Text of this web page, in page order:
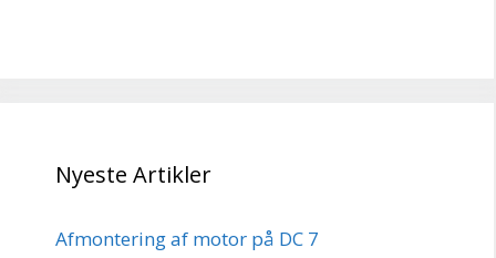
Nyeste Artikler
Afmontering af motor på DC 7